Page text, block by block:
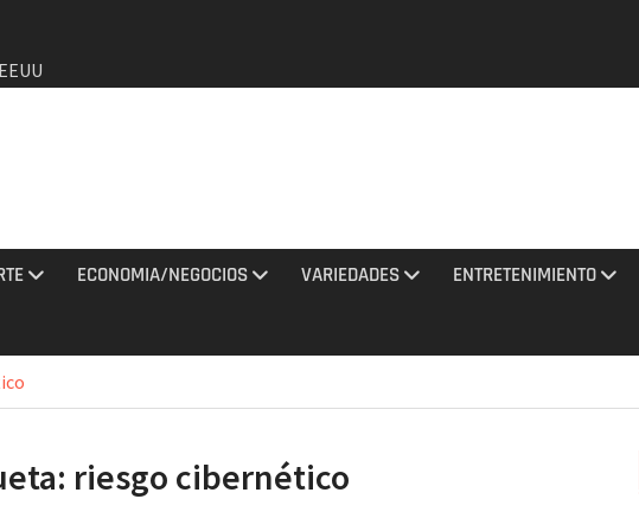
con
e
ECONOMIA/NEGOCIOS VARIEDADES ENTRETENIMIENTO
riesgo cibernético